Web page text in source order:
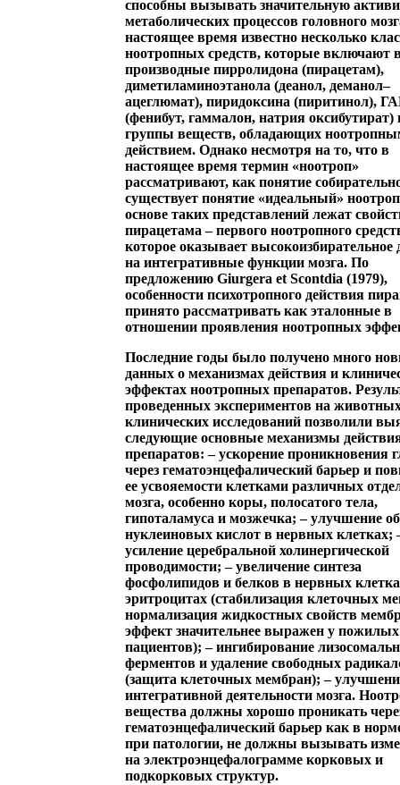
способны вызывать значительную
метаболических процессов головного
настоящее время известно несколько
ноотропных средств, которые включают
производные пирролидона (пирацетам),
диметиламиноэтанола (деанол, деманол–
ацеглюмат), пиридоксина (пиритинол),
(фенибут, гаммалон, натрия оксибутират)
группы веществ, обладающих
действием. Однако несмотря на то, что в
настоящее время термин «ноотроп»
рассматривают, как понятие
существует понятие «идеальный»
основе таких представлений лежат
пирацетама – первого ноотропного
которое оказывает высокоизбирательное
на интегративные функции мозга. По
предложению Giurgera et Scontdia (1979),
особенности психотропного действия
принято рассматривать как эталонные в
отношении проявления ноотропных
Последние годы было получено много
данных о механизмах действия и
эффектах ноотропных препаратов.
проведенных экспериментов на
клинических исследований позволили
следующие основные механизмы
препаратов: – ускорение проникновения
через гематоэнцефалический барьер и
ее усвояемости клетками различных
мозга, особенно коры, полосатого тела,
гипоталамуса и мозжечка; – улучшение
нуклеиновых кислот в нервных клетках;
усиление церебральной холинергической
проводимости; – увеличение синтеза
фосфолипидов и белков в нервных
эритроцитах (стабилизация клеточных
нормализация жидкостных свойств
эффект значительнее выражен у пожилых
пациентов); – ингибирование
ферментов и удаление свободных
(защита клеточных мембран); –
интегративной деятельности мозга.
вещества должны хорошо проникать
гематоэнцефалический барьер как в
при патологии, не должны вызывать
на электроэнцефалограмме корковых и
подкорковых структур.